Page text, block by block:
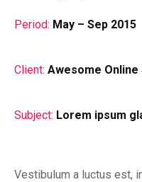
Period: May – Sep 2015
Client: Awesome Online
Subject: Lorem ipsum
Vestibulum a luctus est,